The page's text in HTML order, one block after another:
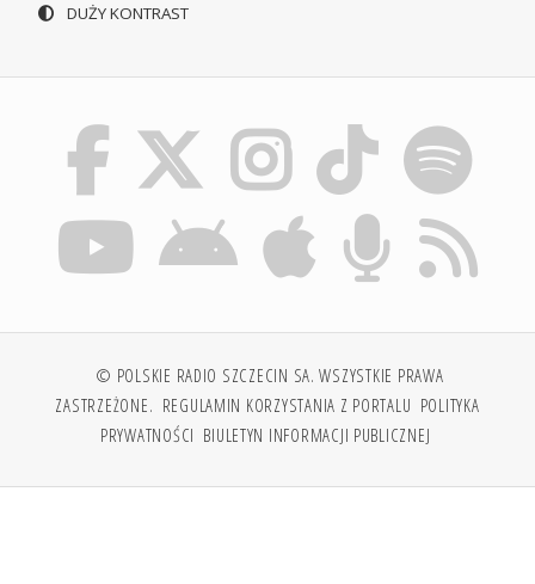
DUŻY KONTRAST
© POLSKIE RADIO SZCZECIN SA. WSZYSTKIE PRAWA
ZASTRZEŻONE. REGULAMIN KORZYSTANIA Z PORTALU POLITYKA
PRYWATNOŚCI BIULETYN INFORMACJI PUBLICZNEJ